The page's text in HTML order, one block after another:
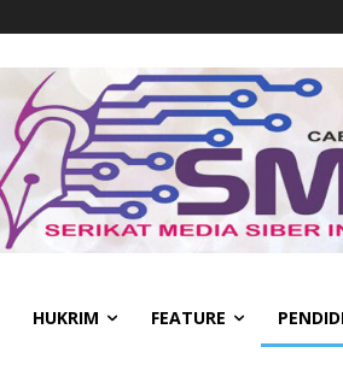
HUKRIM FEATURE